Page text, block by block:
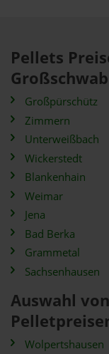
Pellets
Großpürschütz
Zimmern
Unterweißbach
Wickerstedt
Blankenhain
Weimar
Jena
Bad Berka
Grammetal
Sachsenhausen
Auswahl
Wolpertshausen